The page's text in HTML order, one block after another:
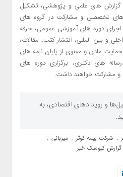
های علمی و پژوهشی، تشکیل
تخصصی و مشارکت در گروه های
دوره های آموزشی عمومی، حرفه
و بین المللی، انتشار کتب، مقالات،
مادی و معنوی از پایان نامه های
های دکتری، برگزاری دوره های
و مشارکت خواهند داشت.
و رویدادهای اقتصادی، به
, شرکت بیمه کوثر , میزبانی ,
گزارش کیوسک خبر